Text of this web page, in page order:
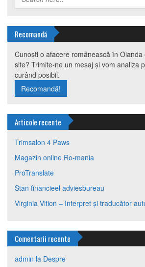
Recomandă
Cunoști o afacere românească în
site? Trimite-ne un mesaj și vom analiza
curând posibil.
Recomandă!
Articole recente
Trimsalon 4 Paws
Magazin online Ro-mania
ProTranslate
Stan financieel adviesbureau
Virginia Vition – Interpret și traducător
Comentarii recente
admin la Despre